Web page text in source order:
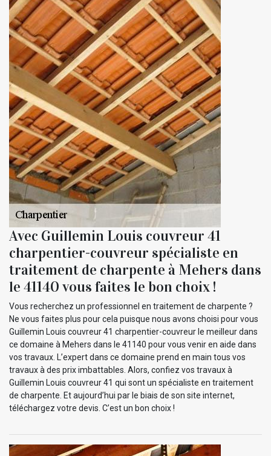
Avec Guillemin Louis couvreur 41
charpentier-couvreur spécialiste en
traitement de charpente à Mehers dans
le 41140 vous faites le bon choix !
Vous recherchez un professionnel en traitement de charpente ?
Ne vous faites plus pour cela puisque nous avons choisi pour vous
Guillemin Louis couvreur 41 charpentier-couvreur le meilleur dans
ce domaine à Mehers dans le 41140 pour vous venir en aide dans
vos travaux. L’expert dans ce domaine prend en main tous vos
travaux à des prix imbattables. Alors, confiez vos travaux à
Guillemin Louis couvreur 41 qui sont un spécialiste en traitement
de charpente. Et aujourd’hui par le biais de son site internet,
téléchargez votre devis. C’est un bon choix !